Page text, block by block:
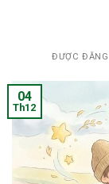
ĐƯỢC ĐĂNG
04
Th12